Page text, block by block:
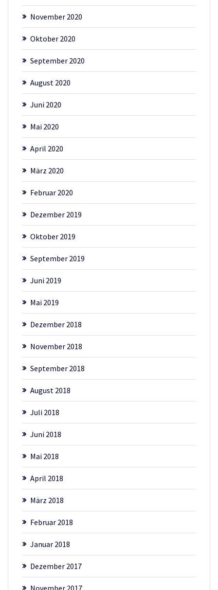
November 2020
Oktober 2020
September 2020
August 2020
Juni 2020
Mai 2020
April 2020
März 2020
Februar 2020
Dezember 2019
Oktober 2019
September 2019
Juni 2019
Mai 2019
Dezember 2018
November 2018
September 2018
August 2018
Juli 2018
Juni 2018
Mai 2018
April 2018
März 2018
Februar 2018
Januar 2018
Dezember 2017
November 2017